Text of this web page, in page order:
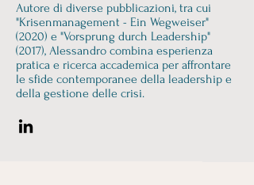
Autore di diverse pubblicazioni, tra cui
"Krisenmanagement - Ein Wegweiser"
(2020) e "Vorsprung durch Leadership"
(2017), Alessandro combina esperienza
pratica e ricerca accademica per affrontare
le sfide contemporanee della leadership e
della gestione delle crisi.